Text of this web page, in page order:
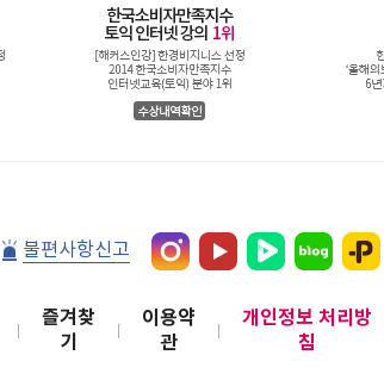
불편사항신고
즐겨찾
기
이용약
관
개인정보 처리방
침